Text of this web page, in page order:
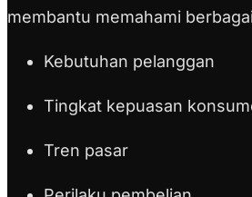
membantu memahami
Kebutuhan pelanggan
Tingkat kepuasan
Tren pasar